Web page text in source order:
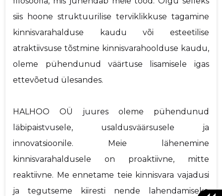
siis hoone struktuurilise terviklikkuse tagamine
kinnisvarahalduse kaudu või esteetilise
atraktiivsuse tõstmine kinnisvarahoolduse kaudu,
oleme pühendunud väärtuse lisamisele igas
ettevõetud ülesandes.
HALHOO OÜ juures oleme pühendunud
läbipaistvusele, usaldusväärsusele ja
innovatsioonile. Meie lähenemine
kinnisvarahaldusele on proaktiivne, mitte
reaktiivne. Me ennetame teie kinnisvara vajadusi
ja tegutseme kiiresti nende lahendamiseks,